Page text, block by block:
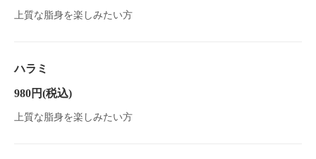
上質な脂身を楽しみたい方
ハラミ
980円(税込)
上質な脂身を楽しみたい方